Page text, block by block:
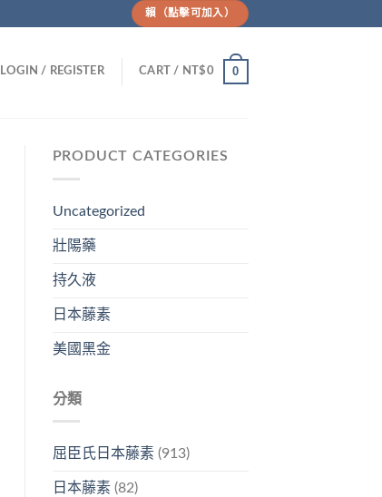
賴（點擊可加入）
LOGIN / REGISTER CART / NT$0 0
PRODUCT CATEGORIES
Uncategorized
壯陽藥
持久液
日本藤素
美國黑金
分類
屈臣氏日本藤素(913)
日本藤素(82)